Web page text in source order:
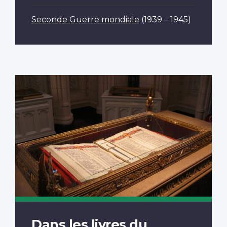
Seconde Guerre mondiale (1939 – 1945)